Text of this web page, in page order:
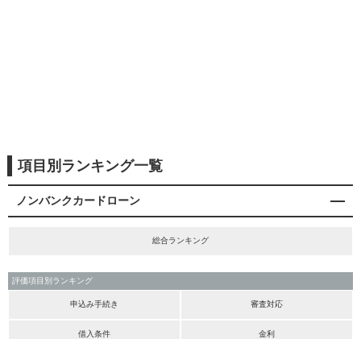
項目別ランキング一覧
ノンバンクカードローン
総合ランキング
評価項目別ランキング
申込み手続き 審査対応
借入条件 金利